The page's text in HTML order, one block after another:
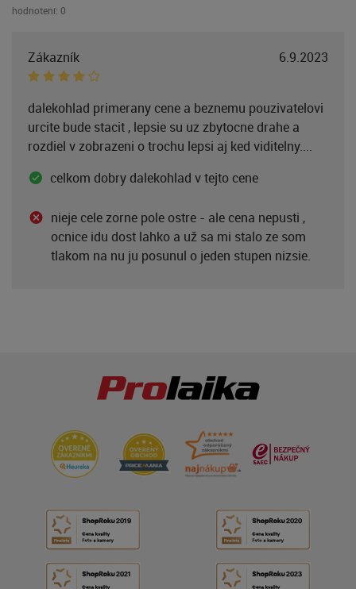
hodnotení: 0
Zákazník 6.9.2023
dalekohlad primerany cene a beznemu pouzivatelovi
urcite bude stacit , lepsie su uz zbytocne drahe a
rozdiel v zobrazeni o trochu lepsi aj ked viditelny....
celkom dobry dalekohlad v tejto cene
nieje cele zorne pole ostre - ale cena nepusti ,
ocnice idu dost lahko a už sa mi stalo ze som
tlakom na nu ju posunul o jeden stupen nizsie.